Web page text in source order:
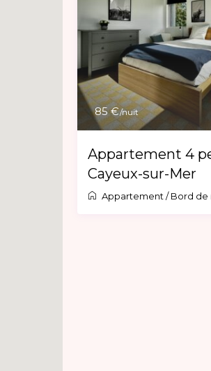
85 €/nuit
Appartement 4
Cayeux-sur-Mer
Appartement /Bord de